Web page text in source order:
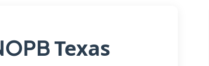
Texas